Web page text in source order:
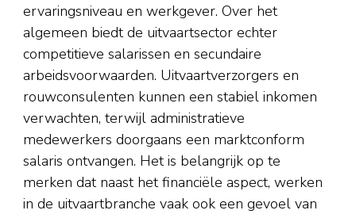
ervaringsniveau en werkgever. Over het
algemeen biedt de uitvaartsector echter
competitieve salarissen en secundaire
arbeidsvoorwaarden. Uitvaartverzorgers en
rouwconsulenten kunnen een stabiel inkomen
verwachten, terwijl administratieve
medewerkers doorgaans een marktconform
salaris ontvangen. Het is belangrijk op te
merken dat naast het financiële aspect, werken
in de uitvaartbranche vaak ook een gevoel van